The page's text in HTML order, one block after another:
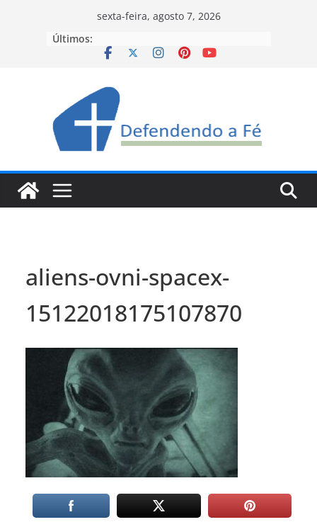
sexta-feira, agosto 7, 2026
Últimos:
aliens-ovni-spacex-
15122018175107870